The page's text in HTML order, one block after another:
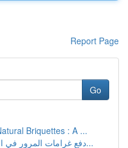
Report Page
Go
Briquettes : A ...
دفع غرامات المرور في الإمارات: خيارات متعددة تن...